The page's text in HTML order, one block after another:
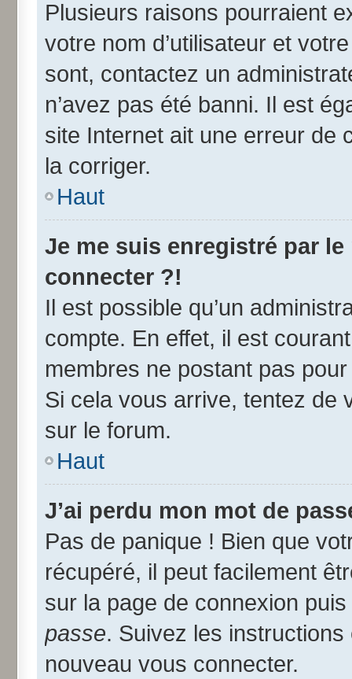
Plusieurs raisons pourraient
votre nom d’utilisateur et
sont, contactez un
n’avez pas été banni. Il est
site Internet ait une erreur de
la corriger.
Haut
Je me suis enregistré par
connecter ?!
Il est possible qu’un
compte. En effet, il est
membres ne postant pas
Si cela vous arrive, tentez de
sur le forum.
Haut
J’ai perdu mon mot de
Pas de panique ! Bien que
récupéré, il peut facilement
sur la page de connexion
passe. Suivez les
nouveau vous connecter.